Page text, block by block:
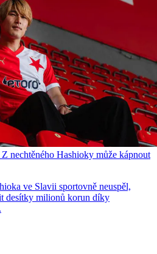
nechtěného Hashioky může kápnout
ve Slavii sportovně neuspěl,
desítky milionů korun díky